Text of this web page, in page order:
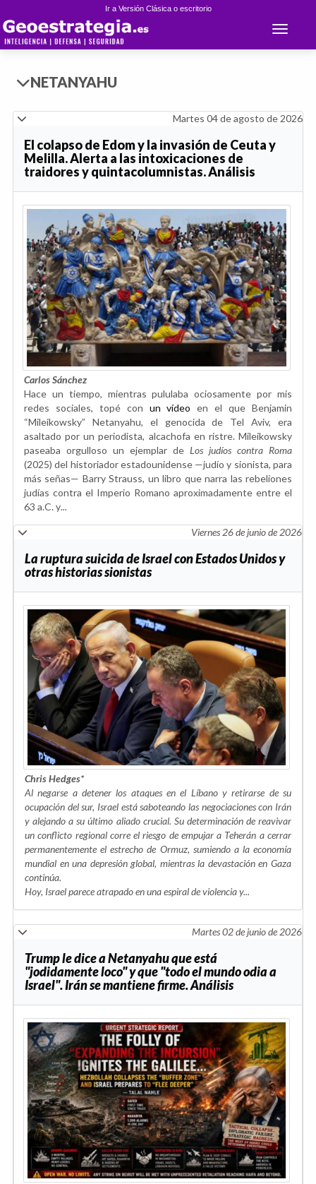
Ir a Versión Clásica o escritorio
Toggle
NETANYAHU
Martes 04 de agosto de 2026
El colapso de Edom y la invasión de Ceuta y
Melilla. Alerta a las intoxicaciones de
traidores y quintacolumnistas. Análisis
Carlos Sánchez
Hace un tiempo, mientras pululaba ociosamente por mis
redes sociales, topé con un vídeo en el que Benjamin
“Mileikowsky” Netanyahu, el genocida de Tel Aviv, era
asaltado por un periodista, alcachofa en ristre. Mileikowsky
paseaba orgulloso un ejemplar de Los judíos contra Roma
(2025) del historiador estadounidense —judío y sionista, para
más señas— Barry Strauss, un libro que narra las rebeliones
judías contra el Imperio Romano aproximadamente entre el
63 a.C. y...
Viernes 26 de junio de 2026
La ruptura suicida de Israel con Estados Unidos y
otras historias sionistas
Chris Hedges*
Al negarse a detener los ataques en el Líbano y retirarse de su
ocupación del sur, Israel está saboteando las negociaciones con Irán
y alejando a su último aliado crucial. Su determinación de reavivar
un conflicto regional corre el riesgo de empujar a Teherán a cerrar
permanentemente el estrecho de Ormuz, sumiendo a la economía
mundial en una depresión global, mientras la devastación en Gaza
continúa.
Hoy, Israel parece atrapado en una espiral de violencia y...
Martes 02 de junio de 2026
Trump le dice a Netanyahu que está
"jodidamente loco" y que "todo el mundo odia a
Israel". Irán se mantiene firme. Análisis